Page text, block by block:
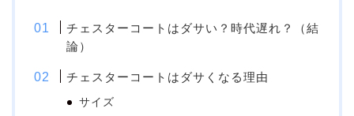
チェスターコートはダサい？時代遅れ？（結
論）
チェスターコートはダサくなる理由
サイズ